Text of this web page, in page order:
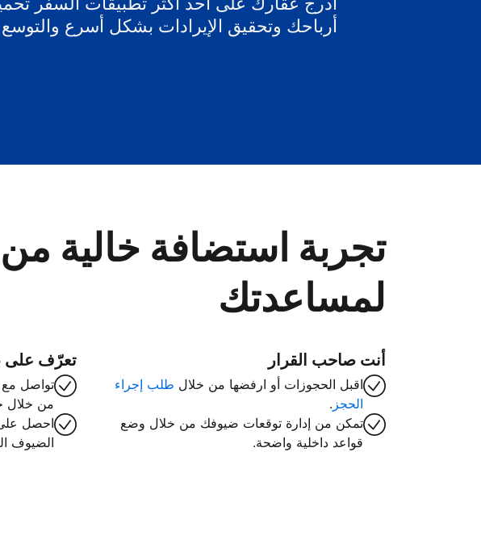
أرباحك وتحقيق الإيرادات بشكل أسرع
تجربة استضافة خالية
لمساعدتك
أنت صاحب القرار
اقبل الحجوزات أو ارفضها من خلال طلب إجراء
الحجز .
تمكن من إدارة توقعات ضيوفك من خلال وضع
قواعد داخلية واضحة.
تعرّف على
تواصل مع
من خلال
احصل
الضيوف